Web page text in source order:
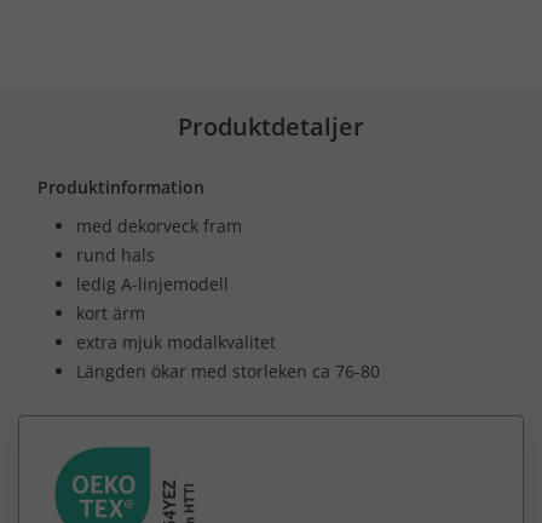
Produktdetaljer
Produktinformation
med dekorveck fram
rund hals
ledig A-linjemodell
kort ärm
extra mjuk modalkvalitet
Längden ökar med storleken ca 76-80